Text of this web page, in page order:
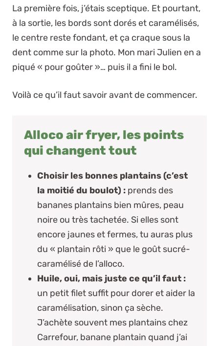
La première fois, j’étais sceptique. Et pourtant,
à la sortie, les bords sont dorés et caramélisés,
le centre reste fondant, et ça craque sous la
dent comme sur la photo. Mon mari Julien en a
piqué « pour goûter »… puis il a fini le bol.
Voilà ce qu’il faut savoir avant de commencer.
Alloco air fryer, les points
qui changent tout
Choisir les bonnes plantains (c’est
la moitié du boulot) : prends des
bananes plantains bien mûres, peau
noire ou très tachetée. Si elles sont
encore jaunes et fermes, tu auras plus
du « plantain rôti » que le goût sucré-
caramélisé de l’alloco.
Huile, oui, mais juste ce qu’il faut :
un petit filet suffit pour dorer et aider la
caramélisation, sinon ça sèche.
J’achète souvent mes plantains chez
Carrefour, banane plantain quand j’ai